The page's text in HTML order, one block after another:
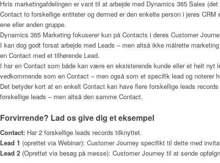
Hvis marketingafdelingen er vant til at arbejde med Dynamics 365 Sales
Contact to forskellige entiteter og dermed er den enkelte person i jeres
ene eller anden gruppe.
Dynamics 365 Marketing fokuserer kun på Contacts i deres Customer
I kan dog godt forsat arbejde med Leads – men altså ikke målrette
en Contact med et tilhørende Lead.
I har en Contact som både kan være en eksisterende kunde eller et helt
vedkommende som en Contact – men også som et specifik lead og noterer
Det betyder kort at en enkelt Contact kan have flere forskellige leads
forskellige leads – men altså den samme Contact.
Forvirrende? Lad os give dig et eksempel
Contact: Har 2 forskellige leads records tilknyttet.
Lead 1 (oprettet via Webinar): Customer Journey specifikt til dette med
Lead 2 (Oprettet via besøg på messe): Customer Journey til at sende